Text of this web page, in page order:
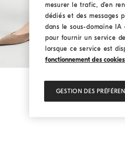
mesurer le trafic, d’en
dédiés et des messages
dans le sous-domaine
pour fournir un service
lorsque ce service est
fonctionnement des
GESTION DES